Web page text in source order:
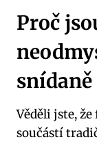
Proč
snídaně
Věděli jste,
součástí